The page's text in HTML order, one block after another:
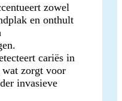
zowel
en onthult
cariës in
wat zorgt voor
invasieve